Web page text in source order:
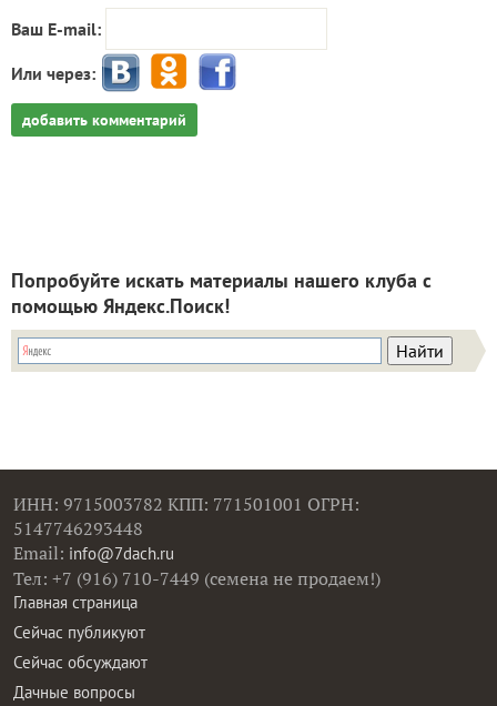
Ваш E-mail:
Или через:
добавить комментарий
Попробуйте искать материалы нашего клуба с
помощью Яндекс.Поиск!
ИНН: 9715003782 КПП: 771501001 ОГРН:
5147746293448
Email: info@7dach.ru
Тел: +7 (916) 710-7449 (семена не продаем!)
Главная страница
Сейчас публикуют
Сейчас обсуждают
Дачные вопросы